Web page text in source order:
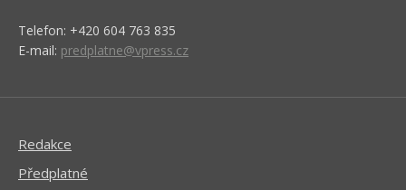
Telefon: +420 604 763 835
E-mail: predplatne@vpress.cz
Redakce
Předplatné